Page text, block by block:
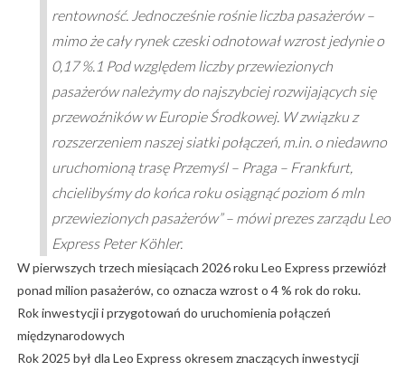
rentowność. Jednocześnie rośnie liczba pasażerów –
mimo że cały rynek czeski odnotował wzrost jedynie o
0,17 %.1 Pod względem liczby przewiezionych
pasażerów należymy do najszybciej rozwijających się
przewoźników w Europie Środkowej. W związku z
rozszerzeniem naszej siatki połączeń, m.in. o niedawno
uruchomioną trasę Przemyśl – Praga – Frankfurt,
chcielibyśmy do końca roku osiągnąć poziom 6 mln
przewiezionych pasażerów” – mówi prezes zarządu Leo
Express Peter Köhler.
W pierwszych trzech miesiącach 2026 roku Leo Express przewiózł
ponad milion pasażerów, co oznacza wzrost o 4 % rok do roku.
Rok inwestycji i przygotowań do uruchomienia połączeń
międzynarodowych
Rok 2025 był dla Leo Express okresem znaczących inwestycji